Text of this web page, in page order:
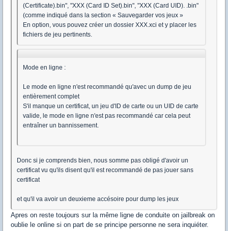
(Certificate).bin", "XXX (Card ID Set).bin", "XXX (Card UID). .bin"
(comme indiqué dans la section « Sauvegarder vos jeux »
En option, vous pouvez créer un dossier XXX.xci et y placer les
fichiers de jeu pertinents.
Mode en ligne :
Le mode en ligne n'est recommandé qu'avec un dump de jeu
entièrement complet
S'il manque un certificat, un jeu d'ID de carte ou un UID de carte
valide, le mode en ligne n'est pas recommandé car cela peut
entraîner un bannissement.
Donc si je comprends bien, nous somme pas obligé d'avoir un
certificat vu qu'ils disent qu'il est recommandé de pas jouer sans
certificat
et qu'il va avoir un deuxieme accésoire pour dump les jeux
Apres on reste toujours sur la même ligne de conduite on jailbreak on
oublie le online si on part de se principe personne ne sera inquiéter.